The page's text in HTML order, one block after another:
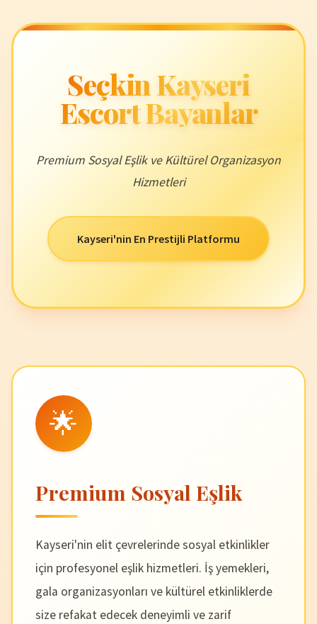
Seçkin Kayseri
Escort Bayanlar
Premium Sosyal Eşlik ve Kültürel Organizasyon
Hizmetleri
Kayseri'nin En Prestijli Platformu
🌟
Premium Sosyal Eşlik
Kayseri'nin elit çevrelerinde sosyal etkinlikler
için profesyonel eşlik hizmetleri. İş yemekleri,
gala organizasyonları ve kültürel etkinliklerde
size refakat edecek deneyimli ve zarif